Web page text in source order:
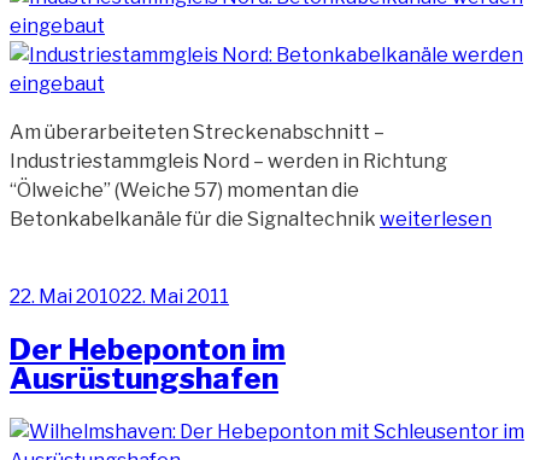
Am überarbeiteten Streckenabschnitt –
Industriestammgleis Nord – werden in Richtung
“Ölweiche” (Weiche 57) momentan die
Betonkabelkanäle für die Signaltechnik „Die
weiterlesen
Veröffentlicht
22. Mai 201022. Mai 2011
Der Hebeponton im
Ausrüstungshafen